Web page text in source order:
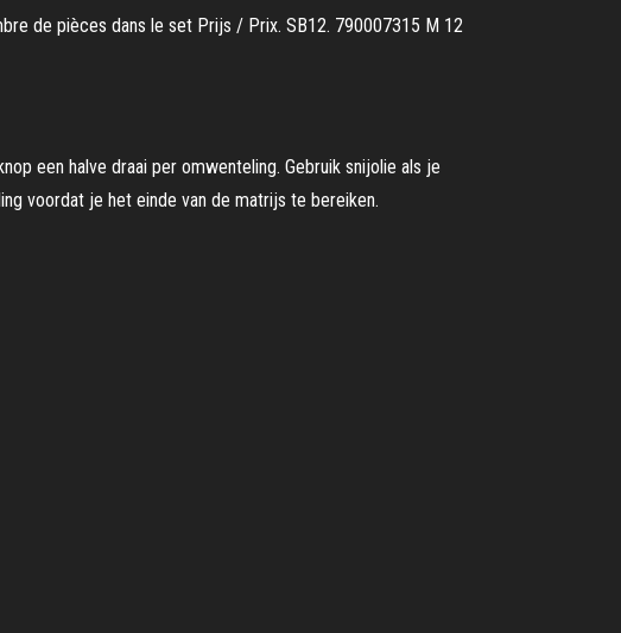
de pièces dans le set Prijs / Prix. SB12. 790007315 M 12
een halve draai per omwenteling. Gebruik snijolie als je
voordat je het einde van de matrijs te bereiken.